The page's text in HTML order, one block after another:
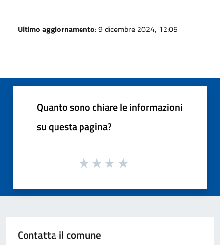
Ultimo aggiornamento: 9 dicembre 2024, 12:05
Quanto sono chiare le informazioni
su questa pagina?
Contatta il comune